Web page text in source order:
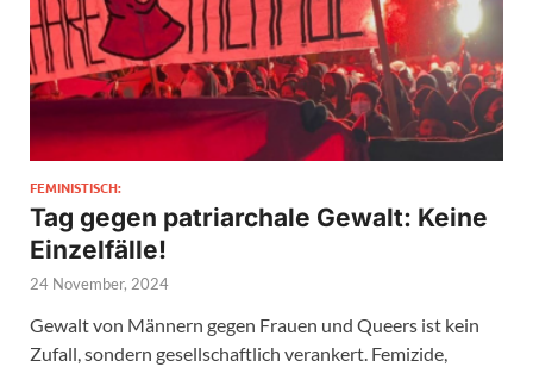
FEMINISTISCH:
Tag gegen patriarchale Gewalt: Keine
Einzelfälle!
24 November, 2024
Gewalt von Männern gegen Frauen und Queers ist kein
Zufall, sondern gesellschaftlich verankert. Femizide,